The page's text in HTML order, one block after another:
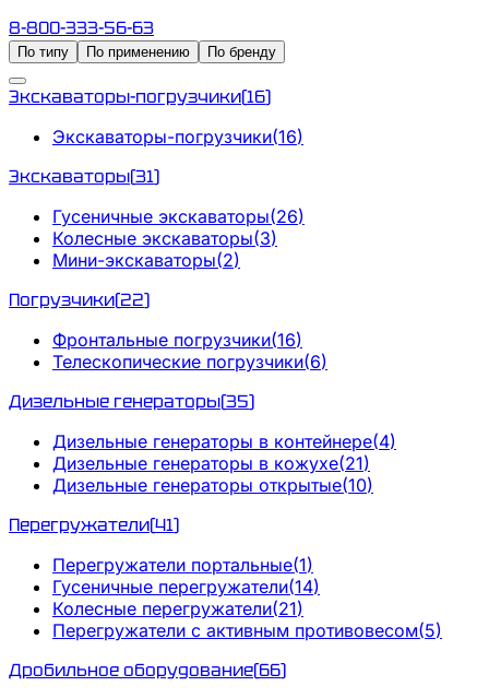
8-800-333-56-63
По типу По применению По бренду
Экскаваторы-погрузчики(16)
Экскаваторы-погрузчики(16)
Экскаваторы(31)
Гусеничные экскаваторы(26)
Колесные экскаваторы(3)
Мини-экскаваторы(2)
Погрузчики(22)
Фронтальные погрузчики(16)
Телескопические погрузчики(6)
Дизельные генераторы(35)
Дизельные генераторы в контейнере(4)
Дизельные генераторы в кожухе(21)
Дизельные генераторы открытые(10)
Перегружатели(41)
Перегружатели портальные(1)
Гусеничные перегружатели(14)
Колесные перегружатели(21)
Перегружатели с активным противовесом(5)
Дробильное оборудование(66)